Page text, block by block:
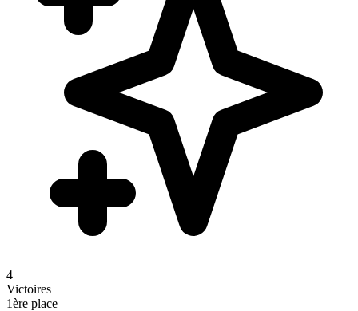
4
Victoires
1ère place